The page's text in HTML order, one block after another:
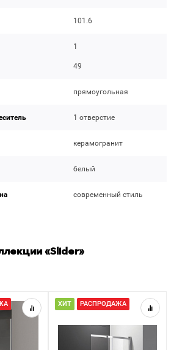
101.6
1
49
прямоугольная
1 отверстие
керамогранит
белый
современный стиль
«Slider»
ХИТ РАСПРОДАЖА